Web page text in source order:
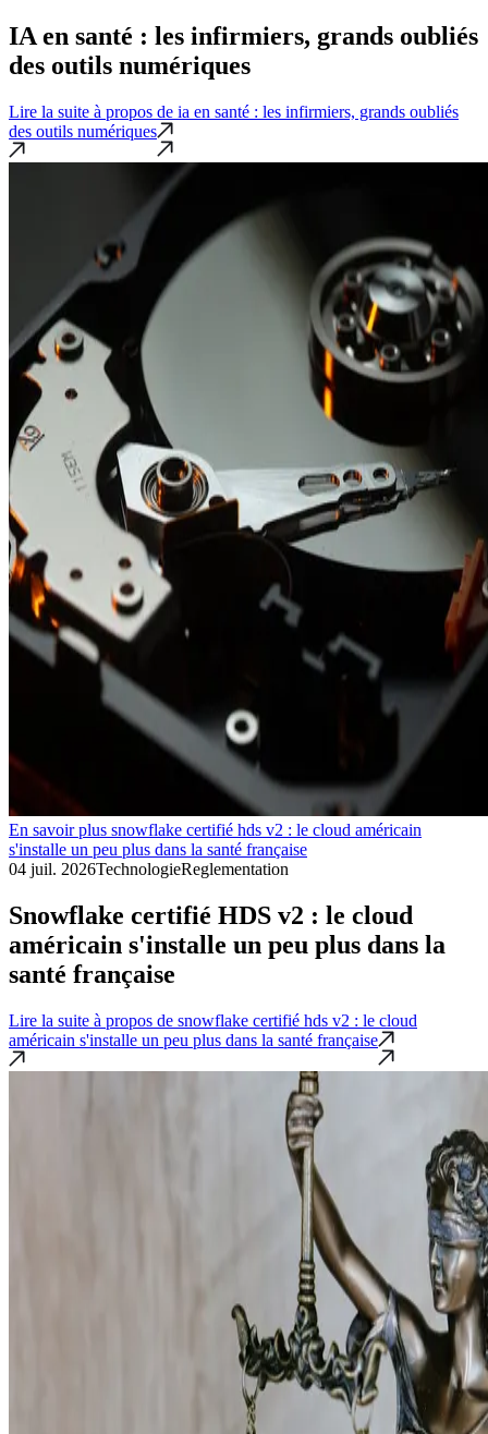
IA en santé : les infirmiers, grands oubliés
des outils numériques
Lire la suite à propos de ia en santé : les infirmiers, grands oubliés
des outils numériques
En savoir plus snowflake certifié hds v2 : le cloud américain
s'installe un peu plus dans la santé française
04 juil. 2026TechnologieReglementation
Snowflake certifié HDS v2 : le cloud
américain s'installe un peu plus dans la
santé française
Lire la suite à propos de snowflake certifié hds v2 : le cloud
américain s'installe un peu plus dans la santé française